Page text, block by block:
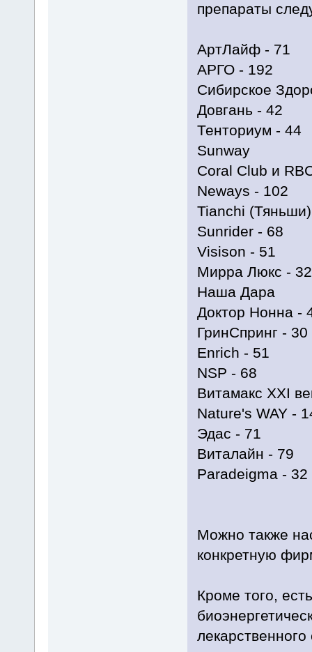
препараты
АртЛайф - 71
АРГО - 192
Сибирское
Довгань - 42
Тенториум - 44
Sunway
Coral Club и
Neways - 102
Tianchi
Sunrider - 68
Visison - 51
Мирра Люкс - 32
Наша Дара
Доктор Нонна -
ГринСпринг - 30
Enrich - 51
NSP - 68
Витамакс XXI
Nature's WAY -
Эдас - 71
Виталайн - 79
Paradeigma - 32
Можно также
конкретную
Кроме того,